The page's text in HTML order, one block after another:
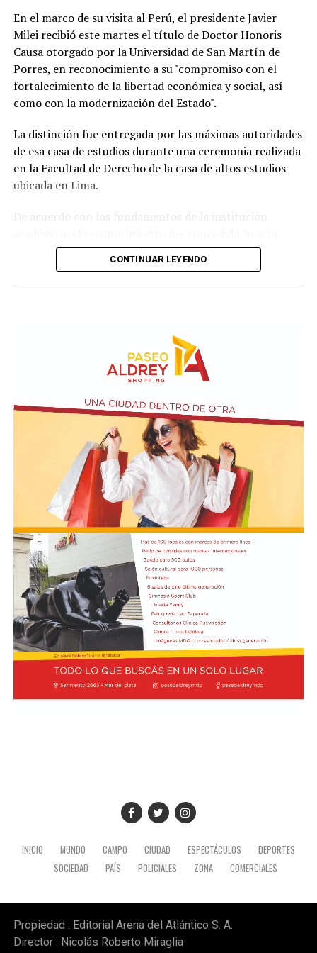
Según la reconstrucción realizada por los
Maldonado y luego se había ido hacia Punta del Este.
Un chofer de ómnibus aportó información clave al
recordar que la había trasladado y permitió a los
quien contó que Pepa había sido vista en una situación
la familia aseguró que no encontraba una explicación
durante las últimas horas de la joven. Las autoridades
trabajan con las imágenes de las cámaras de seguridad y
los testimonios de las personas que tuvieron algún
contacto con ella antes del terrible desenlace.
En el marco de su visita al Perú, el presidente Javier
Milei recibió este martes el título de Doctor Honoris
Causa otorgado por la Universidad de San Martín de
Porres, en reconocimiento a su "compromiso con el
fortalecimiento de la libertad económica y social, así
como con la modernización del Estado".
La distinción fue entregada por las máximas autoridades
de esa casa de estudios durante una ceremonia realizada
en la Facultad de Derecho de la casa de altos estudios
ubicada en Lima.
defensa de las ideas de la libertad" que impulsa el
mandatario argentino y "por las reformas orientadas a
la modernización del Estado" implementadas desde el
El presidente Javier Milei recibió el título de Doctor
Honoris Causa.
Previamente, Milei participó del acto de juramentación
y toma de mando de la presidenta de Perú, Keiko
Fujimori, realizado en el Congreso de ese país, en el
marco de su visita oficial a Lima.
El presidente viajó acompañado por una comitiva
integrada por el canciller Pablo Quirno y la secretaria
general de la Presidencia, Karina Milei.
CONTINUAR LEYENDO
INICIO MUNDO CAMPO CIUDAD ESPECTÁCULOS
DEPORTES
SOCIEDAD
PAÍS POLICIALES ZONA COMERCIALES
Propiedad : Editorial Arena del Atlántico S. A.
Director : Nicolás Roberto Miraglia